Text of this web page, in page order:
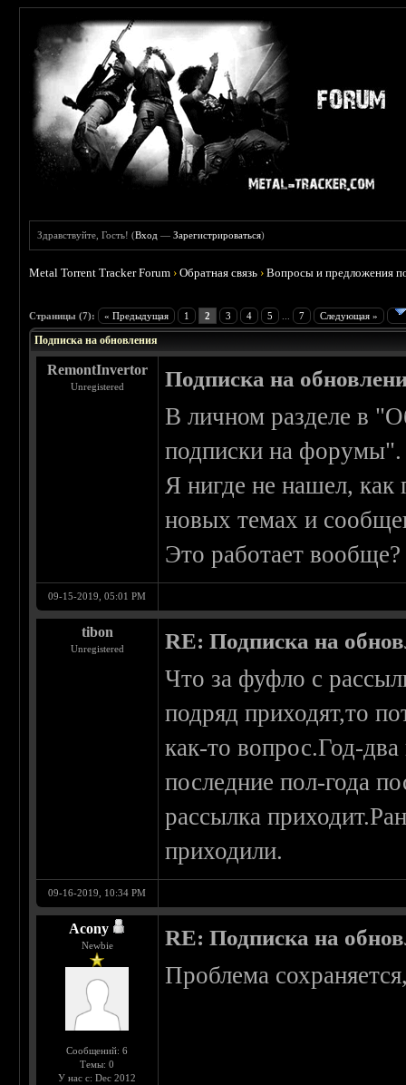
Здравствуйте, Гость! (Вход —Зарегистрироваться)
Metal Torrent Tracker Forum ›Обратная связь ›Вопросы и предложения
Страницы (7): « Предыдущая 1 2 3 4 5 7 Следующая »
Подписка на обновления
RemontInvertor
Unregistered Подписка на
В личном разделе в
подписки на
Я нигде не нашел, как
новых темах и
Это работает вообще?
09-15-2019, 05:01 PM
tibon
Unregistered RE: Подписка на
Что за фуфло с
подряд приходят,то
как-то вопрос.Год-
последние пол-года
рассылка
приходили.
09-16-2019, 10:34 PM
Acony
Newbie
Сообщений: 6
Темы: 0
У нас с: Dec 2012
RE: Подписка на
Проблема